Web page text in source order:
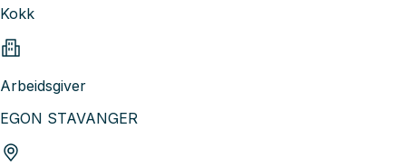
Kokk
Arbeidsgiver
EGON STAVANGER